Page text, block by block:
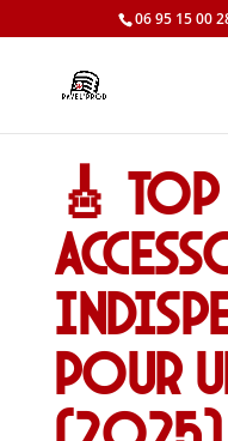
06 95 15 00
🎸
pour